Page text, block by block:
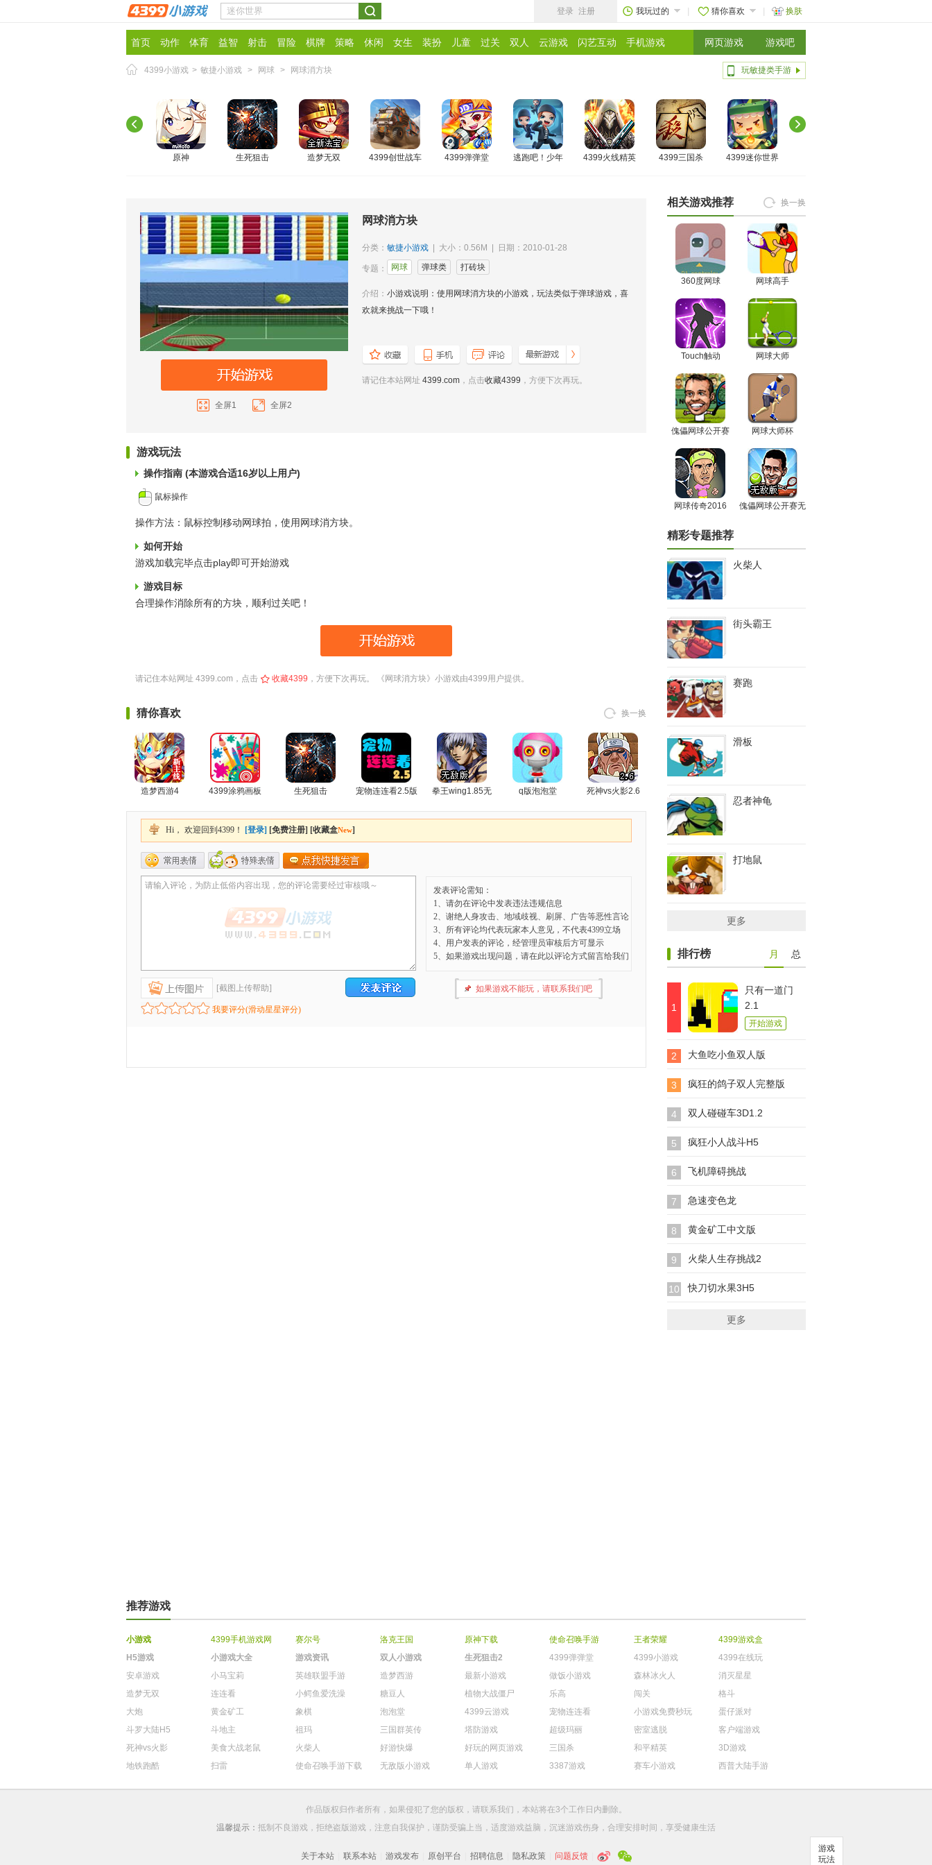
登录 注册 我玩过的 猜你喜欢 换肤
首页 动作 体育 益智 射击 冒险 棋牌 策略 休闲 女生 装扮 儿童 过关 双人 云游戏 闪艺互动 手机游戏 网页游戏 游戏吧
4399小游戏 > 敏捷小游戏 > 网球 > 网球消方块 玩敏捷类手游
原神 生死狙击 造梦无双 4399创世战车 4399弹弹堂 逃跑吧！少年 4399火线精英 4399三国杀 4399迷你世界
全屏1 全屏2
网球消方块
分类： 敏捷小游戏 | 大小：0.56M | 日期：2010-01-28
专题： 网球 弹球类 打砖块
介绍： 小游戏说明：使用网球消方块的小游戏，玩法类似于弹球游戏，喜
欢就来挑战一下哦！
请记住本站网址 4399.com ，点击收藏4399 ，方便下次再玩。
游戏玩法
操作指南 (本游戏合适16岁以上用户)
鼠标操作
操作方法：鼠标控制移动网球拍，使用网球消方块。
如何开始
游戏加载完毕点击play即可开始游戏
游戏目标
合理操作消除所有的方块，顺利过关吧！
请记住本站网址 4399.com ，点击 收藏4399 ，方便下次再玩。 《网球消方块》小游戏由4399用户提供。
猜你喜欢 换一换
造梦西游4 4399涂鸦画板 生死狙击 宠物连连看2.5版
拳王wing1.85无
q版泡泡堂 死神vs火影2.6
相关游戏推荐 换一换
360度网球 网球高手
Touch触动 网球大师
傀儡网球公开赛 网球大师杯
网球传奇2016
傀儡网球公开赛无
精彩专题推荐
火柴人
街头霸王
赛跑
滑板
忍者神龟
打地鼠
更多
排行榜 月 总
1
只有一道门
2.1
开始游戏
2 大鱼吃小鱼双人版
3 疯狂的鸽子双人完整版
4 双人碰碰车3D1.2
5 疯狂小人战斗H5
6 飞机障碍挑战
7 急速变色龙
8 黄金矿工中文版
9 火柴人生存挑战2
10 快刀切水果3H5
更多
推荐游戏
小游戏 4399手机游戏网 赛尔号 洛克王国 原神下载 使命召唤手游 王者荣耀
4399游戏盒
H5游戏
小游戏大全 游戏资讯 双人小游戏 生死狙击2 4399弹弹堂 4399小游戏
4399在线玩
安卓游戏
小马宝莉 英雄联盟手游 造梦西游 最新小游戏 做饭小游戏 森林冰火人
消灭星星
造梦无双
连连看 小鳄鱼爱洗澡 糖豆人 植物大战僵尸 乐高 闯关
格斗
大炮
黄金矿工 象棋 泡泡堂 4399云游戏 宠物连连看 小游戏免费秒玩
蛋仔派对
斗罗大陆H5
斗地主 祖玛 三国群英传 塔防游戏 超级玛丽 密室逃脱
客户端游戏
死神vs火影
美食大战老鼠 火柴人 好游快爆 好玩的网页游戏 三国杀 和平精英
3D游戏
地铁跑酷
扫雷 使命召唤手游下载 无敌版小游戏 单人游戏 3387游戏 赛车小游戏 西普大陆手游
游戏
玩法
作品版权归作者所有，如果侵犯了您的版权，请联系我们 ，本站将在3个工作日内删除。
温馨提示： 抵制不良游戏，拒绝盗版游戏，注意自我保护，谨防受骗上当，适度游戏益脑，沉迷游戏伤身，合理安排时间，享受健康生活
关于本站 联系本站 游戏发布 原创平台 招聘信息 隐私政策 问题反馈